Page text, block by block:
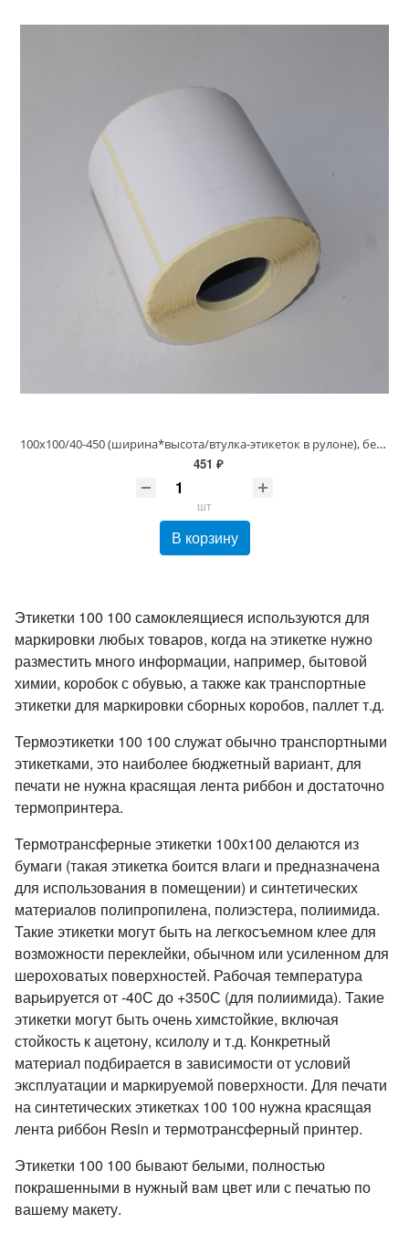
100х100/40-450 (ширина*высота/втулка-этикеток в рулоне), белая Этикетки самоклеющиеся термоЭКО
451 ₽
шт
В корзину
Этикетки 100 100 самоклеящиеся используются для
маркировки любых товаров, когда на этикетке нужно
разместить много информации, например, бытовой
химии, коробок с обувью, а также как транспортные
этикетки для маркировки сборных коробов, паллет т.д.
Термоэтикетки 100 100 служат обычно транспортными
этикетками, это наиболее бюджетный вариант, для
печати не нужна красящая лента риббон и достаточно
термопринтера.
Термотрансферные этикетки 100х100 делаются из
бумаги (такая этикетка боится влаги и предназначена
для использования в помещении) и синтетических
материалов полипропилена, полиэстера, полиимида.
Такие этикетки могут быть на легкосъемном клее для
возможности переклейки, обычном или усиленном для
шероховатых поверхностей. Рабочая температура
варьируется от -40С до +350С (для полиимида). Такие
этикетки могут быть очень химстойкие, включая
стойкость к ацетону, ксилолу и т.д. Конкретный
материал подбирается в зависимости от условий
эксплуатации и маркируемой поверхности. Для печати
на синтетических этикетках 100 100 нужна красящая
лента риббон Resin и термотрансферный принтер.
Этикетки 100 100 бывают белыми, полностью
покрашенными в нужный вам цвет или с печатью по
вашему макету.